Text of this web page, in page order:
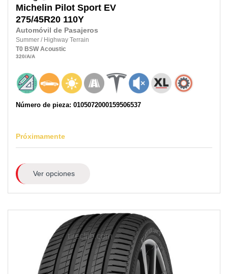
Michelin Pilot Sport EV
275/45R20 110Y
Automóvil de Pasajeros
Summer / Highway Terrain
T0 BSW Acoustic
320/A/A
Número de pieza: 0105072000159506537
Próximamente
Ver opciones